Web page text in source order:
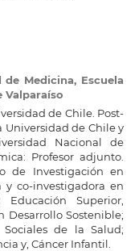
de Medicina, Escuela
Valparaíso
de Chile. Post-
Universidad de Chile y
Nacional de
Profesor adjunto.
de Investigación en
y co-investigadora en
Superior,
Desarrollo Sostenible;
de la Salud;
y, Cáncer Infantil.